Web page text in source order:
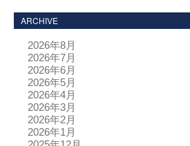
ARCHIVE
2026年8月
2026年7月
2026年6月
2026年5月
2026年4月
2026年3月
2026年2月
2026年1月